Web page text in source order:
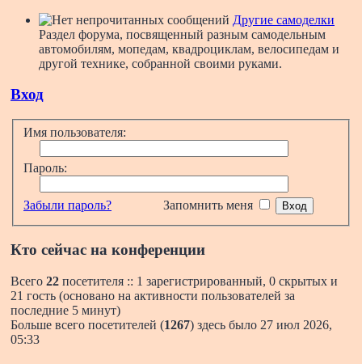
Другие самоделки
Раздел форума, посвященный разным самодельным
автомобилям, мопедам, квадроциклам, велосипедам и
другой технике, собранной своими руками.
Вход
Имя пользователя:
Пароль:
Забыли пароль? Запомнить меня
Кто сейчас на конференции
Всего 22 посетителя :: 1 зарегистрированный, 0 скрытых и
21 гость (основано на активности пользователей за
последние 5 минут)
Больше всего посетителей (1267) здесь было 27 июл 2026,
05:33